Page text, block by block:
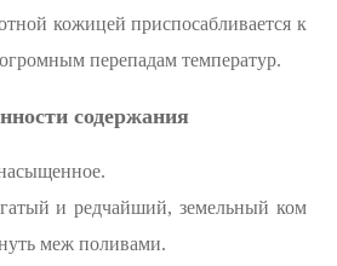
кожицей приспосабливается к
перепадам температур.
содержания
и редчайший, земельный ком
меж поливами.